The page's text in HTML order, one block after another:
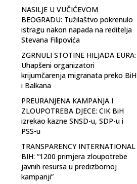
NASILJE U VUČIĆEVOM
BEOGRADU: Tužilaštvo pokrenulo
istragu nakon napada na reditelja
Stevana Filipovića
ZGRNULI STOTINE HILJADA EURA:
Uhapšeni organizatori
krijumčarenja migranata preko BiH
i Balkana
PREURANJENA KAMPANJA I
ZLOUPOTREBA DJECE: CIK BiH
izrekao kazne SNSD-u, SDP-u i
PSS-u
TRANSPARENCY INTERNATIONAL
BIH: “1200 primjera zloupotrebe
javnih resursa u predizbornoj
kampanji”